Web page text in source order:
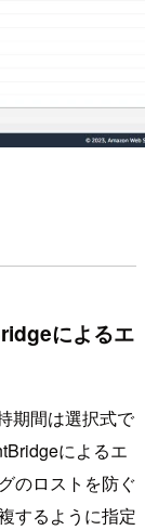
によるエ
期間は選択式で
によるエ
のロストを防ぐ
するように指定